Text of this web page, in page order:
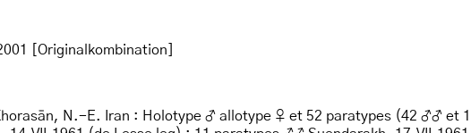
[Originalkombination]
N.-E. Iran : Holotype ♂ allotype ♀ et 52 paratypes (42 ♂♂